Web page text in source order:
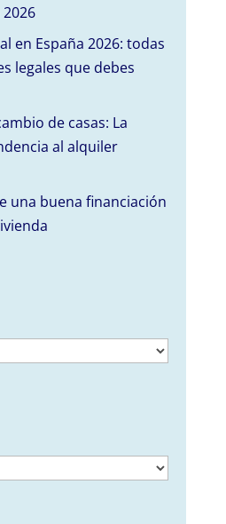
en España 2026: todas
legales que debes
de casas: La
al alquiler
una buena financiación